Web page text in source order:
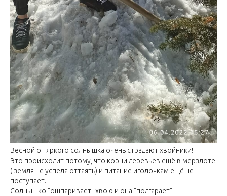
Весной от яркого солнышка очень страдают хвойники!
Это происходит потому, что корни деревьев ещё в мерзлоте
( земля не успела оттаять) и питание иголочкам ещё не
поступает.
Солнышко "ошпаривает" хвою и она "подгарает".